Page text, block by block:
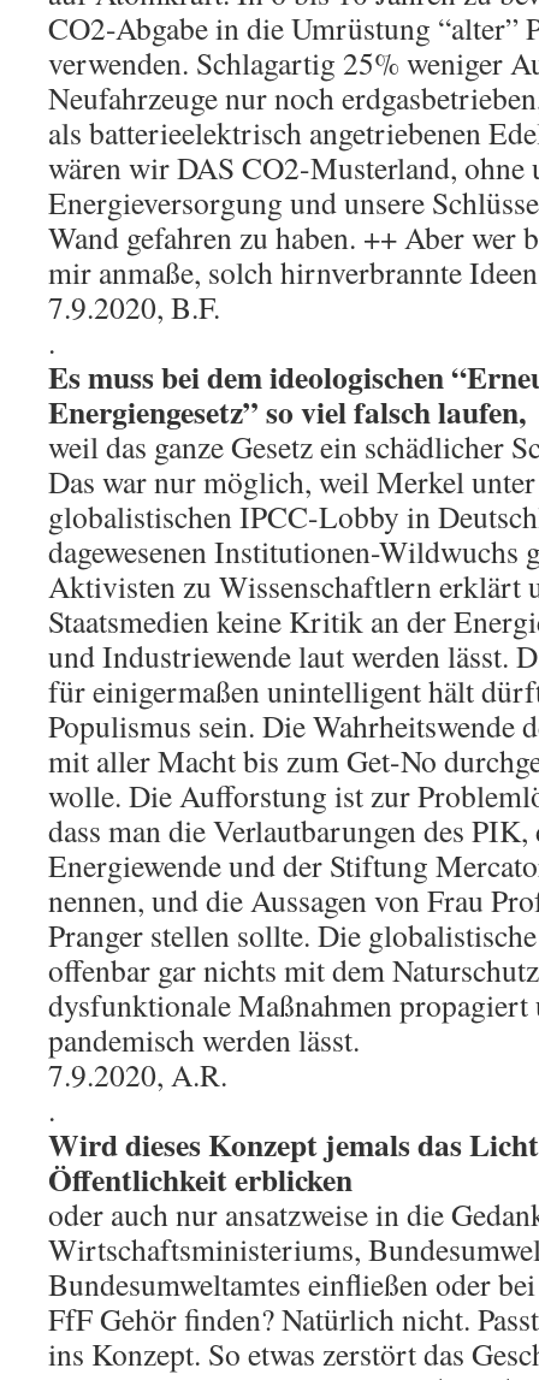
CO2-Abgabe in die Umrüstung “alter”
verwenden. Schlagartig 25% weniger
Neufahrzeuge nur noch
als batterieelektrisch angetriebenen
wären wir DAS CO2-Musterland, ohne
Energieversorgung und unsere
Wand gefahren zu haben. ++ Aber wer
mir anmaße, solch hirnverbrannte
7.9.2020, B.F.
.
Es muss bei dem ideologischen
Energiengesetz” so viel falsch laufen,
weil das ganze Gesetz ein schädlicher
Das war nur möglich, weil Merkel
globalistischen IPCC-Lobby in
dagewesenen Institutionen-Wildwuchs
Aktivisten zu Wissenschaftlern erklärt
Staatsmedien keine Kritik an der
und Industriewende laut werden lässt.
für einigermaßen unintelligent hält
Populismus sein. Die Wahrheitswende
mit aller Macht bis zum Get-No
wolle. Die Aufforstung ist zur
dass man die Verlautbarungen des
Energiewende und der Stiftung
nennen, und die Aussagen von Frau
Pranger stellen sollte. Die
offenbar gar nichts mit dem
dysfunktionale Maßnahmen propagiert
pandemisch werden lässt.
7.9.2020, A.R.
.
Wird dieses Konzept jemals das
Öffentlichkeit erblicken
oder auch nur ansatzweise in die
Wirtschaftsministeriums,
Bundesumweltamtes einfließen oder
FfF Gehör finden? Natürlich nicht.
ins Konzept. So etwas zerstört das